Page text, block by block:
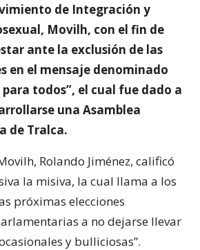
de Integración y
Movilh, con el fin de
ante la exclusión de las
en el mensaje denominado
para todos”, el cual fue dado a
una Asamblea
de Tralca.
Rolando Jiménez, calificó
la misiva, la cual llama a los
próximas elecciones
a no dejarse llevar
y bulliciosas”.